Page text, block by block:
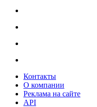
Контакты
О компании
Реклама на сайте
API